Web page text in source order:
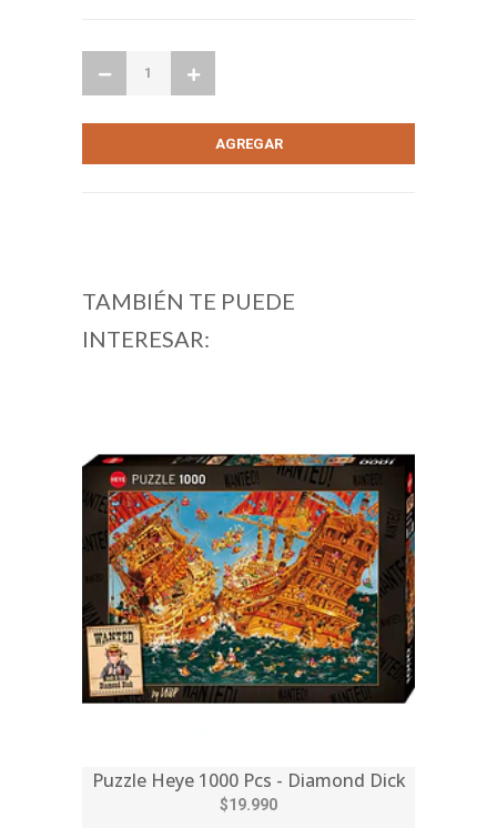
TAMBIÉN TE PUEDE
INTERESAR:
Puzzle Heye 1000 Pcs - Diamond Dick
$19.990